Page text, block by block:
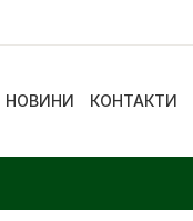
НОВИНИ КОНТАКТИ